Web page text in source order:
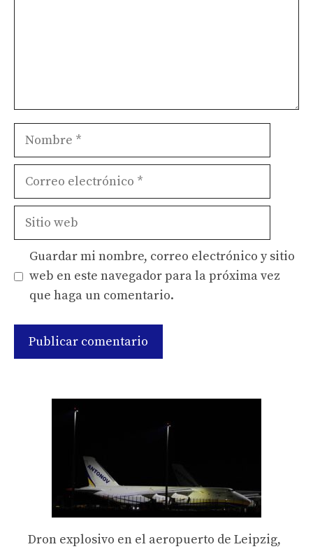
Nombre
Correo
Sitio
Guardar mi nombre, correo electrónico y sitio
web en este navegador para la próxima vez
que haga un comentario.
Dron explosivo en el aeropuerto de Leipzig,